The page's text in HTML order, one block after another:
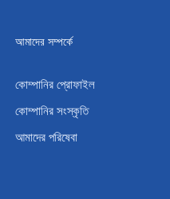
আমাদের সম্পর্কে
কোম্পানির প্রোফাইল
কোম্পানির সংস্কৃতি
আমাদের পরিষেবা